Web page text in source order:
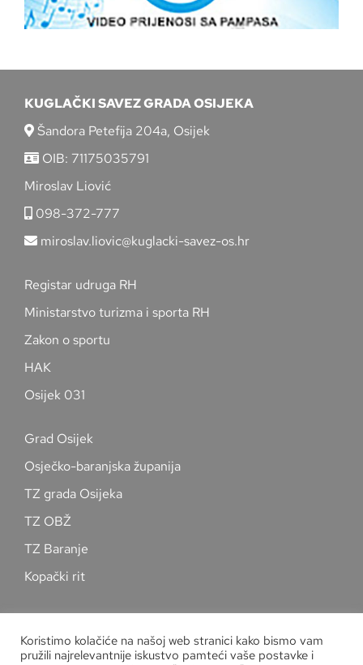
KUGLAČKI SAVEZ GRADA OSIJEKA
Šandora Petefija 204a, Osijek
OIB: 71175035791
Miroslav Liović
098-372-777
miroslav.liovic@kuglacki-savez-os.hr
Registar udruga RH
Ministarstvo turizma i sporta RH
Zakon o sportu
HAK
Osijek 031
Grad Osijek
Osječko-baranjska županija
TZ grada Osijeka
TZ OBŽ
TZ Baranje
Kopački rit
Koristimo kolačiće na našoj web stranici kako bismo vam
pružili najrelevantnije iskustvo pamteći vaše postavke i